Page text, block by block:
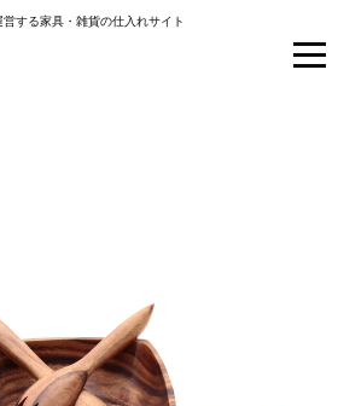
する家具・雑貨の仕入れサイト